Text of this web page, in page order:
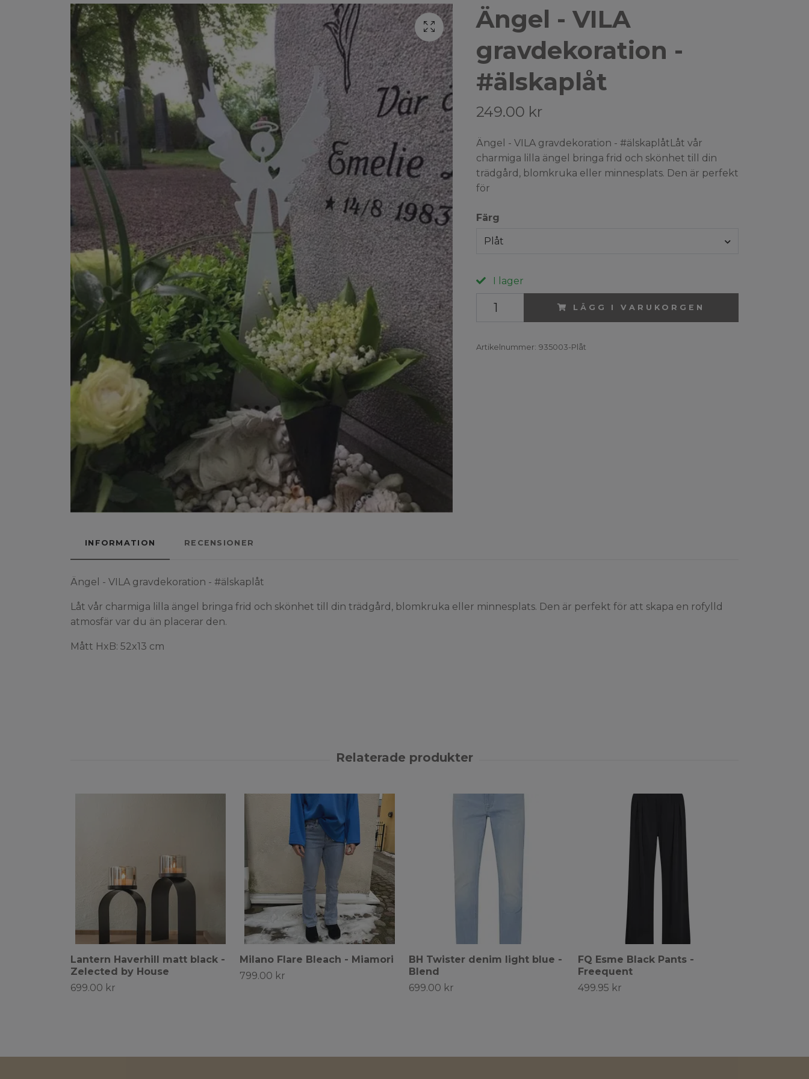
Ängel - VILA
gravdekoration -
#älskaplåt
249.00 kr
Ängel - VILA gravdekoration - #älskaplåtLåt vår
charmiga lilla ängel bringa frid och skönhet till din
trädgård, blomkruka eller minnesplats. Den är perfekt
för
Färg
Plåt
I lager
LÄGG I VARUKORGEN
Artikelnummer: 935003-Plåt
INFORMATION RECENSIONER
Ängel - VILA gravdekoration - #älskaplåt
Låt vår charmiga lilla ängel bringa frid och skönhet till din trädgård, blomkruka eller minnesplats. Den är perfekt för att skapa en rofylld
atmosfär var du än placerar den.
Mått HxB: 52x13 cm
Lantern Haverhill matt black -
Zelected by House
699.00 kr
Milano Flare Bleach - Miamori
799.00 kr
BH Twister denim light blue -
Blend
699.00 kr
FQ Esme Black Pants -
Freequent
499.95 kr